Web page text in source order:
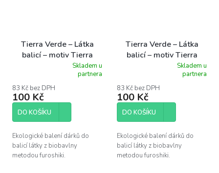
Tierra Verde – Látka
balicí – motiv Tierra
Verde fialová, 1 ks
produktu
je
5,0
5
Skladem u
partnera
83 Kč bez DPH
100 Kč
DO KOŠÍKU
Ekologické balení dárků do
balicí látky z biobavlny
metodou furoshiki.
Tierra Verde – Látka
balicí – motiv Tierra
Verde tealová, 1 ks
produktu
je
5,0
5
Skladem u
partnera
83 Kč bez DPH
100 Kč
DO KOŠÍKU
Ekologické balení dárků do
balicí látky z biobavlny
metodou furoshiki.